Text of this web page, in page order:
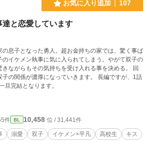
お気に入り追加 107
と恋愛しています
息子となった勇人。超お金持ちの家では、驚く事ば
イケメン執事に気に入られてしまう。やがて双子の
ながらもその気持ちを受け入れる事を決める。 回
子の関係が濃厚になっていきます。 長編ですが、1話
第5話で一旦完結となります。
件 BL 10,458 位 / 31,441件
溺愛 双子 イケメン×平凡 高校生
キス